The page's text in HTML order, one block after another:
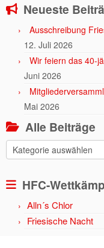
Neueste
Ausschreibung
12. Juli 2026
Wir feiern das 40-
Juni 2026
Mai 2026
Alle Beiträge
Alle
Beiträge
HFC-
Alln´s Chlor
Friesische Nacht